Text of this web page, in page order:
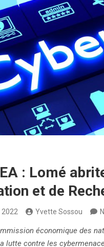
: Lomé
et de
2022 Yvette Sossou
économique des
lutte contre les